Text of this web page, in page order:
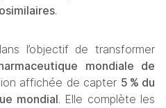
.
l’objectif de transformer
mondiale de
affichée de capter 5 % du
mondial. Elle complète les